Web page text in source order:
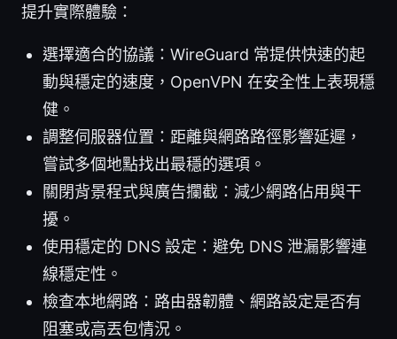
提升實際體驗：
選擇適合的協議：WireGuard 常提供快速的起
動與穩定的速度，OpenVPN 在安全性上表現穩
健。
調整伺服器位置：距離與網路路徑影響延遲，
嘗試多個地點找出最穩的選項。
關閉背景程式與廣告攔截：減少網路佔用與干
擾。
使用穩定的 DNS 設定：避免 DNS 泄漏影響連
線穩定性。
檢查本地網路：路由器韌體、網路設定是否有
阻塞或高丟包情況。